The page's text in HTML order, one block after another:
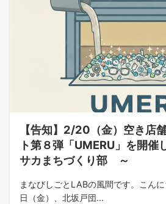
【告知】2/20（金）空き店
ト第８弾「UMERU」を開
サカまちづくり部 ～
まなびしごとLABの風間です。こん
日（金）、北坂戸団...